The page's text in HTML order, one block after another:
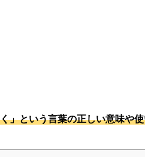
」という言葉の正しい意味や